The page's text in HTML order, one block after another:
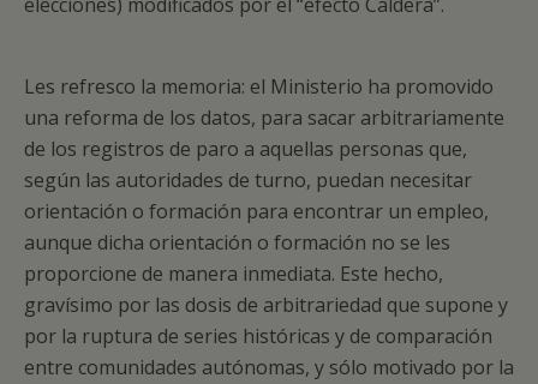
Les refresco la memoria: el Ministerio ha promovido
una reforma de los datos, para sacar arbitrariamente
de los registros de paro a aquellas personas que,
según las autoridades de turno, puedan necesitar
orientación o formación para encontrar un empleo,
aunque dicha orientación o formación no se les
proporcione de manera inmediata. Este hecho,
gravísimo por las dosis de arbitrariedad que supone y
por la ruptura de series históricas y de comparación
entre comunidades autónomas, y sólo motivado por la